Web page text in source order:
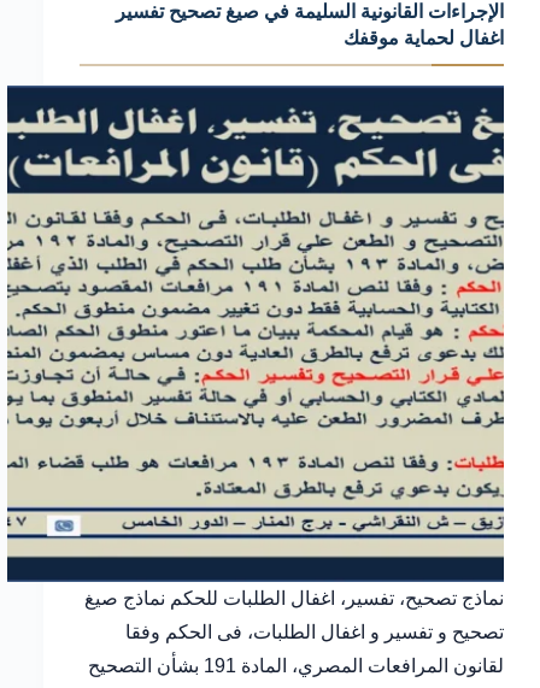
الاحتيال
البراءة
الأخطاء
التي
يجب
تجنبها
الإجراءات القانونية السليمة في صيغ تصحيح تفسير
اغفال لحماية موقفك
نماذج تصحيح، تفسير، اغفال الطلبات للحكم نماذج صيغ
تصحيح و تفسير و اغفال الطلبات، فى الحكم وفقا
لقانون المرافعات المصري، المادة 191 بشأن التصحيح